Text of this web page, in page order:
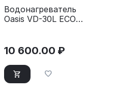
Водонагреватель
Oasis VD-30L ECO
10 600.00 ₽